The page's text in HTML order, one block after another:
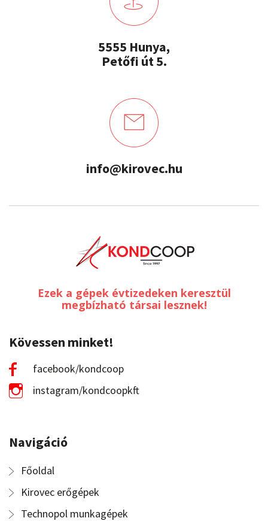
5555 Hunya,
Petőfi út 5.
info@kirovec.hu
Ezek a gépek évtizedeken keresztül
megbízható társai lesznek!
Kövessen minket!
facebook/kondcoop
instagram/kondcoopkft
Navigáció
Főoldal
Kirovec erőgépek
Technopol munkagépek